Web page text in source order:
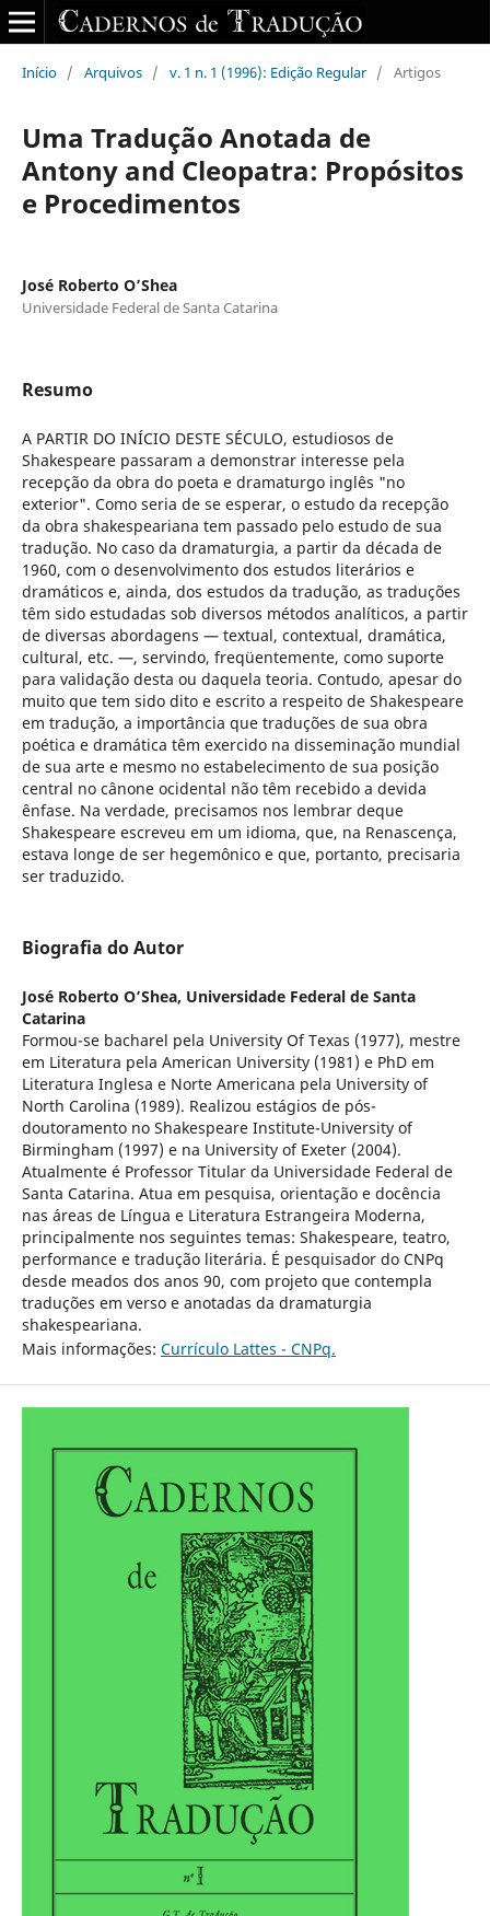
Início / Arquivos / v. 1 n. 1 (1996): Edição Regular / Artigos
Uma Tradução Anotada de
Antony and Cleopatra: Propósitos
e Procedimentos
José Roberto O’Shea
Universidade Federal de Santa Catarina
Resumo
A PARTIR DO INÍCIO DESTE SÉCULO, estudiosos de
Shakespeare passaram a demonstrar interesse pela
recepção da obra do poeta e dramaturgo inglês "no
exterior". Como seria de se esperar, o estudo da recepção
da obra shakespeariana tem passado pelo estudo de sua
tradução. No caso da dramaturgia, a partir da década de
1960, com o desenvolvimento dos estudos literários e
dramáticos e, ainda, dos estudos da tradução, as traduções
têm sido estudadas sob diversos métodos analíticos, a partir
de diversas abordagens — textual, contextual, dramática,
cultural, etc. —, servindo, freqüentemente, como suporte
para validação desta ou daquela teoria. Contudo, apesar do
muito que tem sido dito e escrito a respeito de Shakespeare
em tradução, a importância que traduções de sua obra
poética e dramática têm exercido na disseminação mundial
de sua arte e mesmo no estabelecimento de sua posição
central no cânone ocidental não têm recebido a devida
ênfase. Na verdade, precisamos nos lembrar deque
Shakespeare escreveu em um idioma, que, na Renascença,
estava longe de ser hegemônico e que, portanto, precisaria
ser traduzido.
Biografia do Autor
José Roberto O’Shea, Universidade Federal de Santa
Catarina
Formou-se bacharel pela University Of Texas (1977), mestre
em Literatura pela American University (1981) e PhD em
Literatura Inglesa e Norte Americana pela University of
North Carolina (1989). Realizou estágios de pós-
doutoramento no Shakespeare Institute-University of
Birmingham (1997) e na University of Exeter (2004).
Atualmente é Professor Titular da Universidade Federal de
Santa Catarina. Atua em pesquisa, orientação e docência
nas áreas de Língua e Literatura Estrangeira Moderna,
principalmente nos seguintes temas: Shakespeare, teatro,
performance e tradução literária. É pesquisador do CNPq
desde meados dos anos 90, com projeto que contempla
traduções em verso e anotadas da dramaturgia
shakespeariana.
Mais informações: Currículo Lattes - CNPq.